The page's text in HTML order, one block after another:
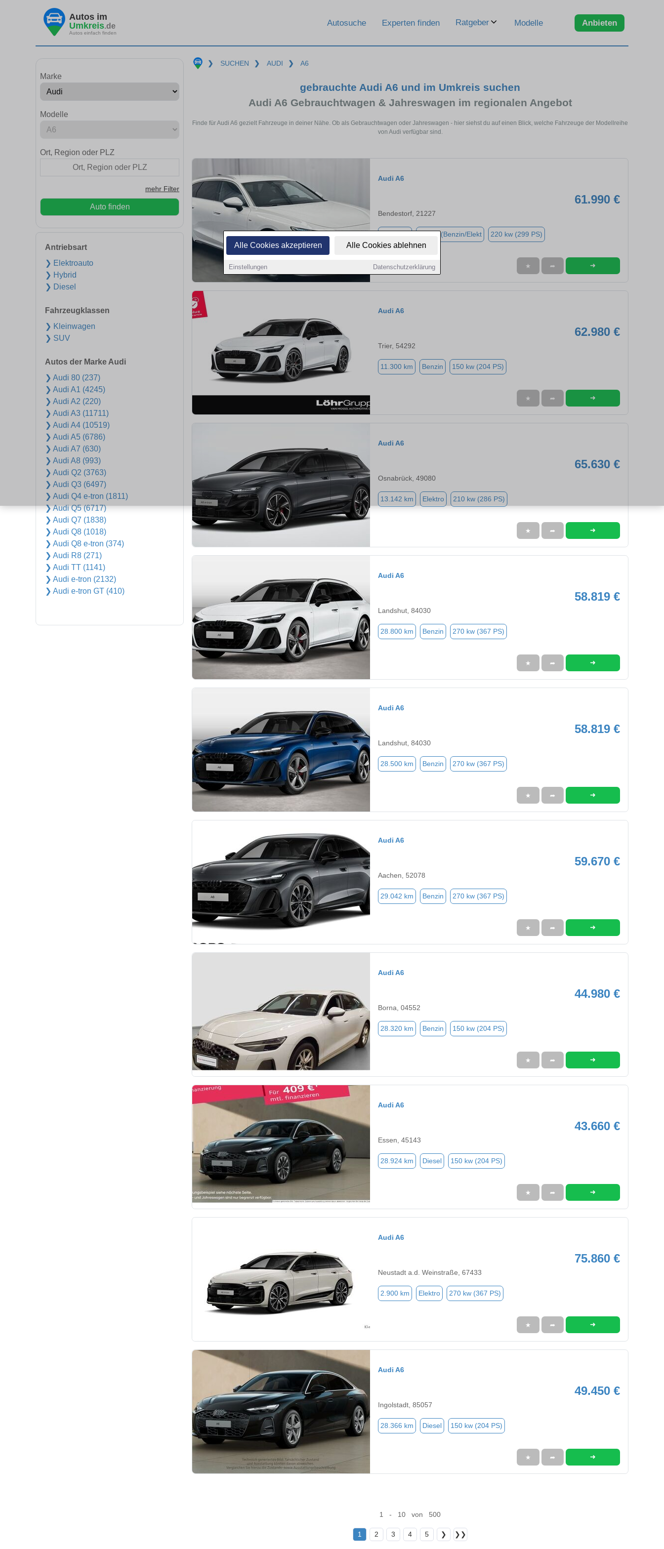
Alle Cookies akzeptieren Alle Cookies ablehnen
Einstellungen Datenschutzerklärung
Autos im
Umkreis.de
Autos einfach finden
Autosuche Experten finden Ratgeber Modelle Anbieten
Marke
Modelle
Ort, Region oder PLZ
mehr Filter
Auto finden
Antriebsart
❯ Elektroauto
❯ Hybrid
❯ Diesel
Fahrzeugklassen
❯ Kleinwagen
❯ SUV
Autos der Marke Audi
❯ Audi 80 (237)
❯ Audi A1 (4245)
❯ Audi A2 (220)
❯ Audi A3 (11711)
❯ Audi A4 (10519)
❯ Audi A5 (6786)
❯ Audi A7 (630)
❯ Audi A8 (993)
❯ Audi Q2 (3763)
❯ Audi Q3 (6497)
❯ Audi Q4 e-tron (1811)
❯ Audi Q5 (6717)
❯ Audi Q7 (1838)
❯ Audi Q8 (1018)
❯ Audi Q8 e-tron (374)
❯ Audi R8 (271)
❯ Audi TT (1141)
❯ Audi e-tron (2132)
❯ Audi e-tron GT (410)
❯ SUCHEN ❯ AUDI ❯ A6
gebrauchte Audi A6 und im Umkreis suchen
Audi A6 Gebrauchtwagen & Jahreswagen im regionalen Angebot
Finde für Audi A6 gezielt Fahrzeuge in deiner Nähe. Ob als Gebrauchtwagen oder Jahreswagen - hier siehst du auf einen Blick, welche Fahrzeuge der Modellreihe
von Audi verfügbar sind.
Audi A6
61.990 €
Bendestorf, 21227
Hybrid (Benzin/Elekt 220 kw (299 PS)
★ ➦ ➜
Audi A6
62.980 €
Trier, 54292
11.300 km Benzin 150 kw (204 PS)
★ ➦ ➜
Audi A6
65.630 €
Osnabrück, 49080
13.142 km Elektro 210 kw (286 PS)
★ ➦ ➜
Audi A6
58.819 €
Landshut, 84030
28.800 km Benzin 270 kw (367 PS)
★ ➦ ➜
Audi A6
58.819 €
Landshut, 84030
28.500 km Benzin 270 kw (367 PS)
★ ➦ ➜
Audi A6
59.670 €
Aachen, 52078
29.042 km Benzin 270 kw (367 PS)
★ ➦ ➜
Audi A6
44.980 €
Borna, 04552
28.320 km Benzin 150 kw (204 PS)
★ ➦ ➜
Audi A6
43.660 €
Essen, 45143
28.924 km Diesel 150 kw (204 PS)
★ ➦ ➜
Audi A6
75.860 €
Neustadt a.d. Weinstraße, 67433
2.900 km Elektro 270 kw (367 PS)
★ ➦ ➜
Audi A6
49.450 €
Ingolstadt, 85057
28.366 km Diesel 150 kw (204 PS)
★ ➦ ➜
1 - 10 von 500
1 2 3 4 5 ❯ ❯❯